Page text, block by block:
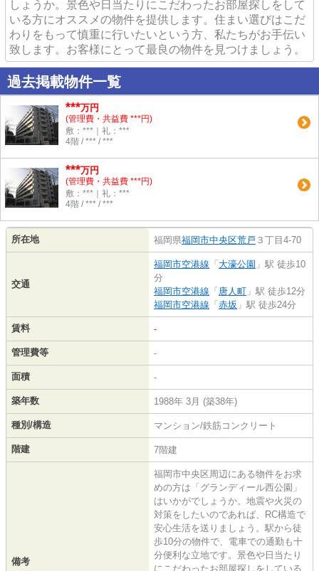
しょうか。景色や日当たりにこだわったお部屋探しをして
いる方にオススメの物件を提供します。住まい選びはこだ
わりをもって慎重に行いたいという方、私たちがお手伝い
致します。お客様にとって最良の物件を見つけましょう。
過去掲載物件一覧
***万円
(管理費・共益費 ***円)
敷：***｜礼：***
4階 / *** / ***
***万円
(管理費・共益費 ***円)
敷：***｜礼：***
4階 / *** / ***
所在地 福岡県福岡市中央区荒戸 ３丁目4-70
交通
福岡市空港線 「 大濠公園 」駅 徒歩10
分
福岡市空港線 「 唐人町 」駅 徒歩12分
福岡市空港線 「 赤坂 」駅 徒歩24分
賃料 -
管理費等 -
面積 -
築年数 1988年 3月 (築38年)
種別/構造 マンション/鉄筋コンクリート
階建 7階建
備考
福岡市中央区周辺にある物件をお求
めの方は「グランディール西公園」
はいかがでしょうか。地震や火災の
対策をしたいのであれば、RC構造で
安心生活を送りましょう。駅から徒
歩10分の物件で、電車での通勤も十
分便利な立地です。景色や日当たり
にこだわったお部屋探しをしている